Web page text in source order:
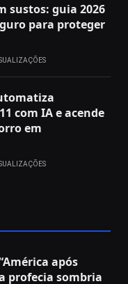
sustos: guia 2026
para proteger
com IA e acende
em
após
profecia sombria